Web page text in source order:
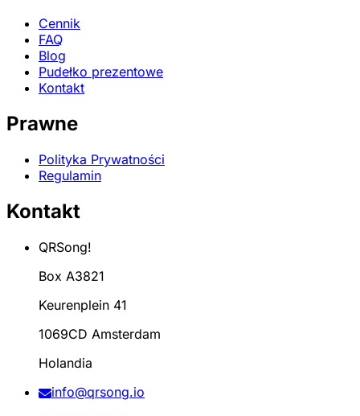
Cennik
FAQ
Blog
Pudełko prezentowe
Kontakt
Prawne
Polityka Prywatności
Regulamin
Kontakt
QRSong!
Box A3821
Keurenplein 41
1069CD Amsterdam
Holandia
info@qrsong.io